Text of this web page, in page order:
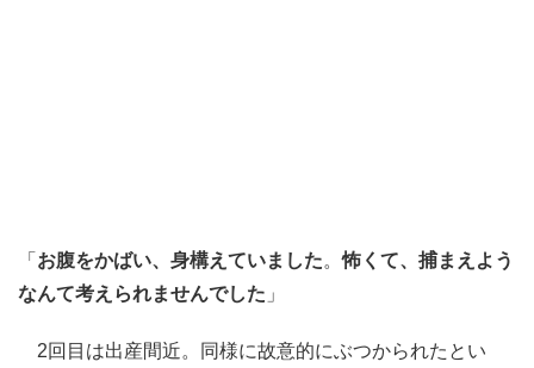
「 お腹をかばい、身構えていました。怖くて、捕まえよう
なんて考えられませんでした 」
2回目は出産間近。同様に故意的にぶつかられたとい